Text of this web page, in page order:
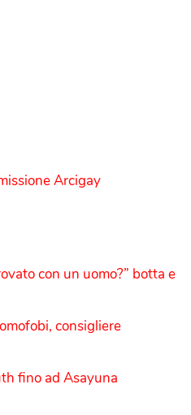
Arcigay
con un uomo?” botta e
consigliere
fino ad Asayuna